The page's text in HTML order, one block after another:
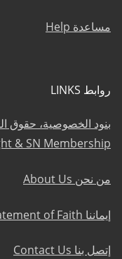
مساعدة Help
روابط LINKS
بنود الخصوصية، حقوق
& SN Membership
من نحن About Us
إيماننا Statement of Faith
إتصل بنا Contact Us